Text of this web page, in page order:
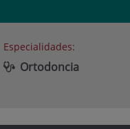
Especialidades:
Ortodoncia